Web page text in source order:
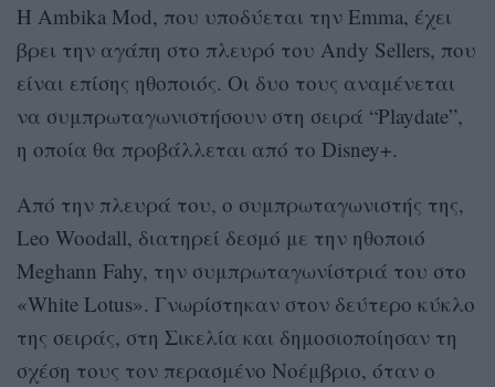
Η Ambika Mod, που υποδύεται την Emma, έχει
βρει την αγάπη στο πλευρό του Andy Sellers, που
είναι επίσης ηθοποιός. Οι δυο τους αναμένεται
να συμπρωταγωνιστήσουν στη σειρά “Playdate”,
η οποία θα προβάλλεται από το Disney+.
Από την πλευρά του, ο συμπρωταγωνιστής της,
Leo Woodall, διατηρεί δεσμό με την ηθοποιό
Meghann Fahy, την συμπρωταγωνίστριά του στο
«White Lotus». Γνωρίστηκαν στον δεύτερο κύκλο
της σειράς, στη Σικελία και δημοσιοποίησαν τη
σχέση τους τον περασμένο Νοέμβριο, όταν ο